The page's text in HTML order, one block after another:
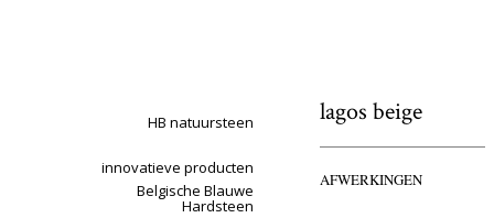
HB natuursteen
innovatieve producten
Belgische Blauwe
Hardsteen
lagos beige
AFWERKINGEN